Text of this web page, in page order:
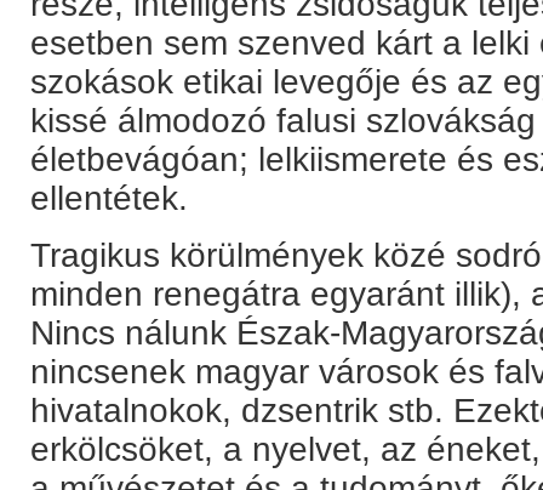
esetben sem szenved kárt a
szokások etikai levegője és az
kissé álmodozó falusi
életbevágóan; lelkiismerete és
ellentétek.
Tragikus körülmények közé
minden renegátra egyaránt illik),
Nincs nálunk Észak-
nincsenek magyar városok és
hivatalnokok, dzsentrik stb.
erkölcsöket, a nyelvet, az